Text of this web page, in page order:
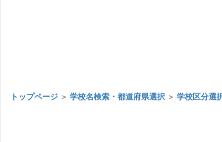
トップページ ＞ 学校名検索・都道府県選択 ＞ 学校区分選